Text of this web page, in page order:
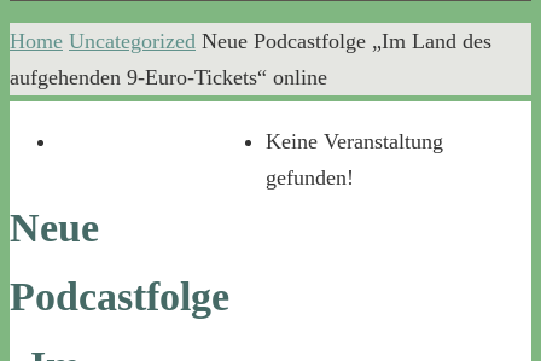
Home Uncategorized Neue Podcastfolge „Im Land des
aufgehenden 9-Euro-Tickets“ online
Neue
Podcastfolge
Keine Veranstaltung
gefunden!